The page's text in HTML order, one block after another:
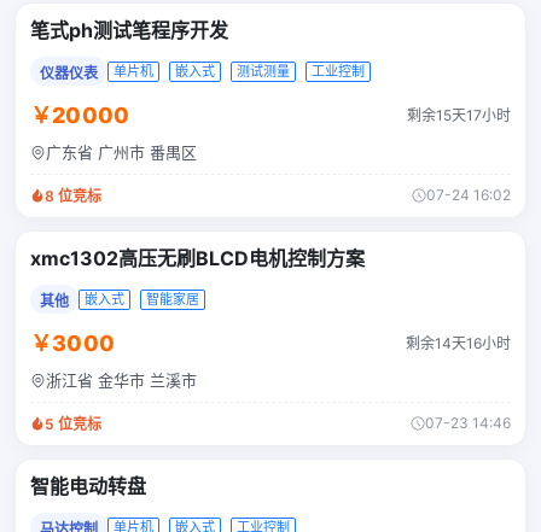
笔式ph测试笔程序开发
仪器仪表 单片机 嵌入式 测试测量 工业控制
￥20000 剩余15天17小时
广东省 广州市 番禺区
8 位竞标 07-24 16:02
xmc1302高压无刷BLCD电机控制方案
其他 嵌入式 智能家居
￥3000 剩余14天16小时
浙江省 金华市 兰溪市
5 位竞标 07-23 14:46
智能电动转盘
马达控制 单片机 嵌入式 工业控制